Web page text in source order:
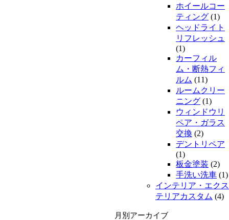
ホイールコー
ティング (1)
ヘッドライト
リフレッシュ
(1)
カーフィル
ム・断熱フィ
ルム (11)
ルームクリー
ニング (1)
ウィンドウリ
ペア・ガラス
交換 (2)
デントリペア
(1)
板金塗装 (2)
手洗い洗車 (1)
インテリア・エクス
テリアカスタム (4)
月別アーカイブ